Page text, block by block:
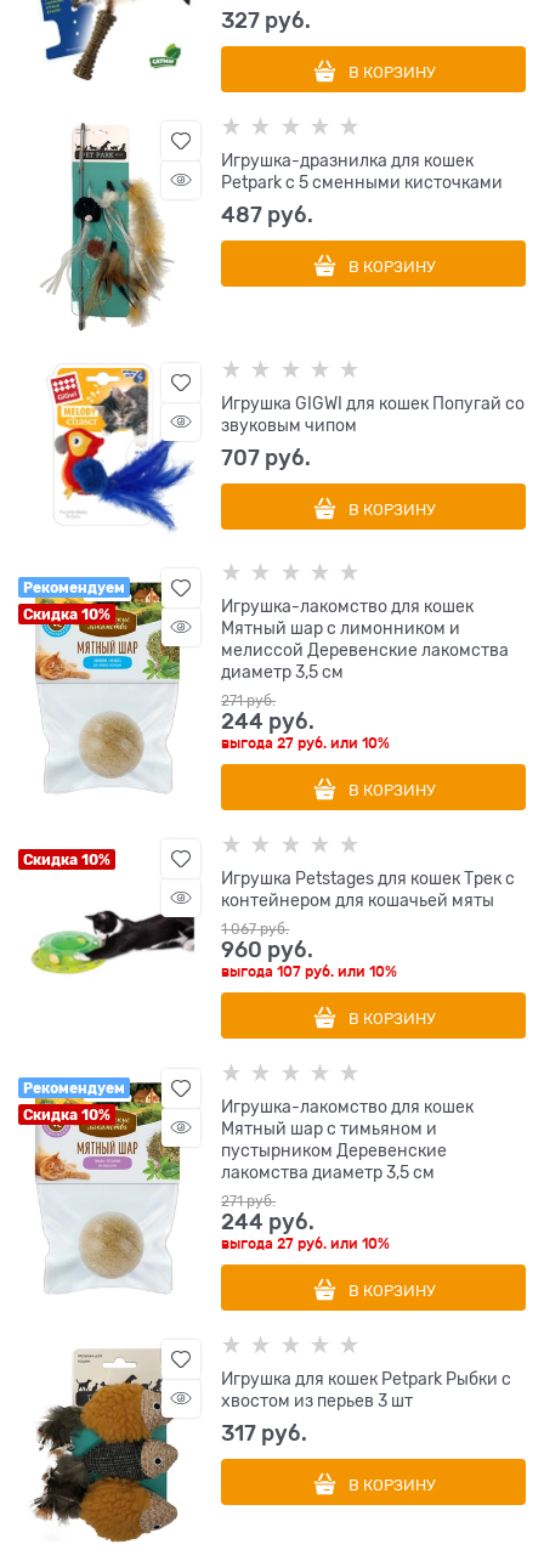
327 руб.
В КОРЗИНУ
Игрушка-дразнилка для кошек
Petpark с 5 сменными кисточками
487 руб.
В КОРЗИНУ
Игрушка GIGWI для кошек Попугай со
звуковым чипом
707 руб.
В КОРЗИНУ
Рекомендуем
Скидка 10%
Игрушка-лакомство для кошек
Мятный шар с лимонником и
мелиссой Деревенские лакомства
диаметр 3,5 см
271 руб.
244 руб.
выгода27 руб. или10%
В КОРЗИНУ
Скидка 10%
Игрушка Petstages для кошек Трек с
контейнером для кошачьей мяты
1 067 руб.
960 руб.
выгода107 руб. или10%
В КОРЗИНУ
Рекомендуем
Скидка 10%
Игрушка-лакомство для кошек
Мятный шар с тимьяном и
пустырником Деревенские
лакомства диаметр 3,5 см
271 руб.
244 руб.
выгода27 руб. или10%
В КОРЗИНУ
Игрушка для кошек Petpark Рыбки с
хвостом из перьев 3 шт
317 руб.
В КОРЗИНУ